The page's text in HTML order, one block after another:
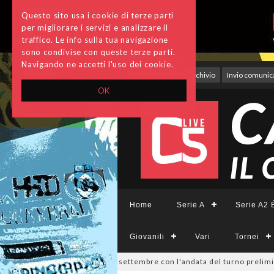
OK
Questo sito usa i cookie di terze parti
per migliorare i servizi e analizzare il
traffico. Le info sulla tua navigazione
sono condivise con queste terze parti.
Navigando ne accetti l'uso dei cookie.
Archivio Invio
Home Serie A Serie A2
Giovanili Vari Tornei
Divisione, si parte il 19 settembre con l'andata del turno